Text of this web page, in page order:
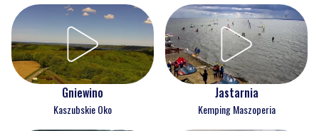
Gniewino
Kaszubskie Oko
Jastarnia
Kemping Maszoperia